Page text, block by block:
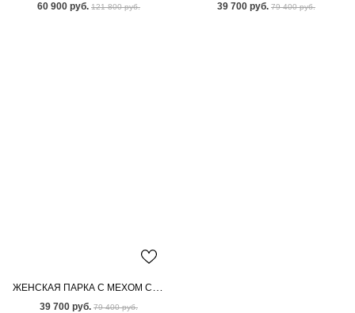
60 900 руб. 121 800 руб. 39 700 руб. 79 400 руб.
39 700 руб. 79 400 руб.